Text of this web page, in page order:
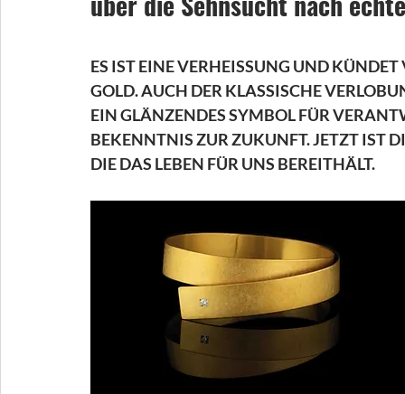
ES IST EINE VERHEISSUNG UND
GOLD. AUCH DER KLASSISCHE
EIN GLÄNZENDES SYMBOL FÜR
BEKENNTNIS ZUR ZUKUNFT. JETZT IST
DIE DAS LEBEN FÜR UNS BEREITHÄLT.